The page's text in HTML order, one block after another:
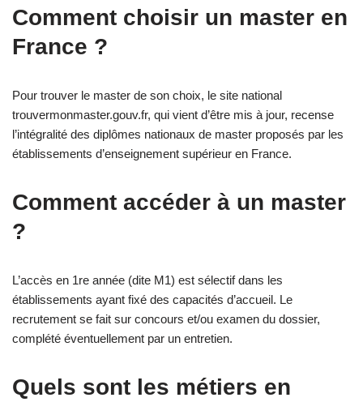
Comment choisir un master en
France ?
Pour trouver le master de son choix, le site national
trouvermonmaster.gouv.fr, qui vient d’être mis à jour, recense
l’intégralité des diplômes nationaux de master proposés par les
établissements d’enseignement supérieur en France.
Comment accéder à un master
?
L’accès en 1re année (dite M1) est sélectif dans les
établissements ayant fixé des capacités d’accueil. Le
recrutement se fait sur concours et/ou examen du dossier,
complété éventuellement par un entretien.
Quels sont les métiers en